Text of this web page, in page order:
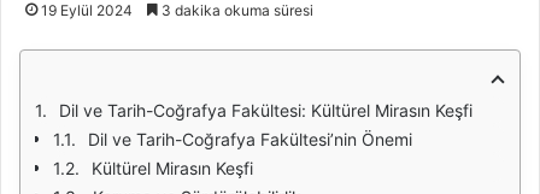
19 Eylül 2024 3 dakika okuma süresi
Dil ve Tarih-Coğrafya Fakültesi: Kültürel Mirasın Keşfi
Dil ve Tarih-Coğrafya Fakültesi’nin Önemi
Kültürel Mirasın Keşfi